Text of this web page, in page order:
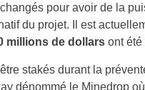
pour avoir de la
du projet. Il est
millions de dollarsont été
stakés durant la
dénommé le Minedrop